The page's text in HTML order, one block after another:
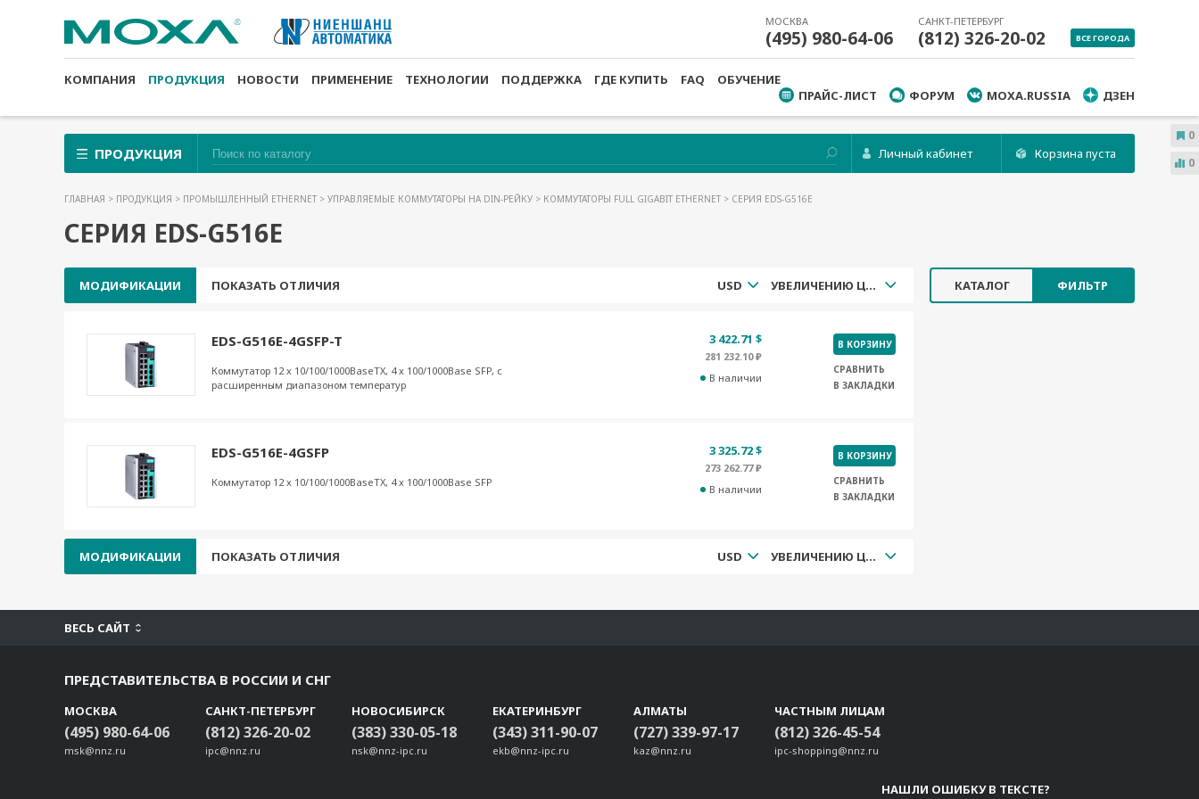
МОСКВА
(495) 980-64-06
САНКТ-ПЕТЕРБУРГ
(812) 326-20-02 ВСЕ ГОРОДА
КОМПАНИЯ ПРОДУКЦИЯ НОВОСТИ ПРИМЕНЕНИЕ ТЕХНОЛОГИИ ПОДДЕРЖКА ГДЕ КУПИТЬ FAQ
ОБУЧЕНИЕ
ПРАЙС-ЛИСТ
ФОРУМ MOXA.RUSSIA ДЗЕН
ПРОДУКЦИЯ Личный кабинет Корзина пуста
ГЛАВНАЯ > ПРОДУКЦИЯ > ПРОМЫШЛЕННЫЙ ETHERNET > УПРАВЛЯЕМЫЕ КОММУТАТОРЫ НА DIN-РЕЙКУ > КОММУТАТОРЫ FULL GIGABIT ETHERNET > СЕРИЯ EDS-G516E
СЕРИЯ EDS-G516E
КАТАЛОГ ФИЛЬТР
МОДИФИКАЦИИ ПОКАЗАТЬ ОТЛИЧИЯ USD УВЕЛИЧЕНИЮ ЦЕНЫ
EDS-G516E-4GSFP-T
Коммутатор 12 x 10/100/1000BaseTX, 4 x 100/1000Base SFP, с
расширенным диапазоном температур
3 422.71 $
281 232.10 ₽
В наличии
В КОРЗИНУ
СРАВНИТЬ
В ЗАКЛАДКИ
EDS-G516E-4GSFP
Коммутатор 12 x 10/100/1000BaseTX, 4 x 100/1000Base SFP
3 325.72 $
273 262.77 ₽
В наличии
В КОРЗИНУ
СРАВНИТЬ
В ЗАКЛАДКИ
МОДИФИКАЦИИ ПОКАЗАТЬ ОТЛИЧИЯ USD УВЕЛИЧЕНИЮ ЦЕНЫ
ВЕСЬ САЙТ
ПРЕДСТАВИТЕЛЬСТВА В РОССИИ И СНГ
МОСКВА
(495) 980-64-06
msk@nnz.ru
САНКТ-ПЕТЕРБУРГ
(812) 326-20-02
ipc@nnz.ru
НОВОСИБИРСК
(383) 330-05-18
nsk@nnz-ipc.ru
ЕКАТЕРИНБУРГ
(343) 311-90-07
ekb@nnz-ipc.ru
АЛМАТЫ
(727) 339-97-17
kaz@nnz.ru
ЧАСТНЫМ ЛИЦАМ
(812) 326-45-54
ipc-shopping@nnz.ru
НАШЛИ ОШИБКУ В ТЕКСТЕ?
0
0